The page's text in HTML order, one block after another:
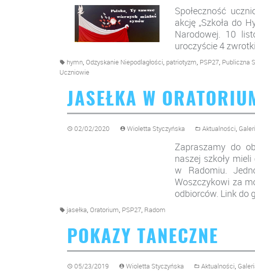
Społeczność
akcję „Szkoła do
Narodowej. 10
uroczyście 4
hymn Odzyskanie Niepodlagłości patriotyzm PSP27 Publiczna
Uczniowie
JASEŁKA W
02/02/2020 Wioletta Styczyńska Aktualności
Zapraszamy do
naszej szkoły
w Radomiu.
Woszczykowi za
odbiorców. Link do
jasełka Oratorium PSP27 Radom
POKAZY TANECZNE
05/23/2019 Wioletta Styczyńska Aktualności